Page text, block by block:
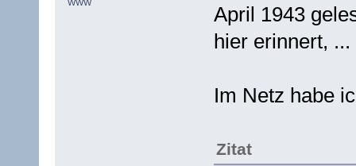
WWW
April 1943
hier erinnert, ...
Im Netz habe
Zitat